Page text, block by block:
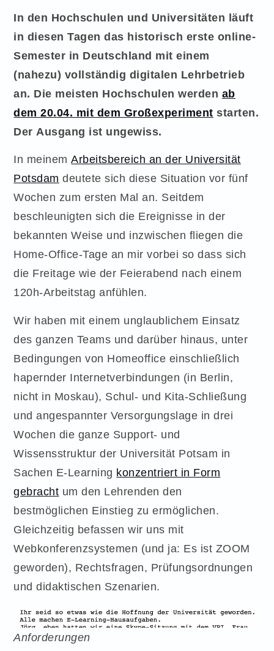
In den Hochschulen und Universitäten läuft
in diesen Tagen das historisch erste online-
Semester in Deutschland mit einem
(nahezu) vollständig digitalen Lehrbetrieb
an. Die meisten Hochschulen werden ab
dem 20.04. mit dem Großexperiment starten.
Der Ausgang ist ungewiss.
In meinemArbeitsbereich an der Universität
Potsdam deutete sich diese Situation vor fünf
Wochen zum ersten Mal an. Seitdem
beschleunigten sich die Ereignisse in der
bekannten Weise und inzwischen fliegen die
Home-Office-Tage an mir vorbei so dass sich
die Freitage wie der Feierabend nach einem
120h-Arbeitstag anfühlen.
Wir haben mit einem unglaublichem Einsatz
des ganzen Teams und darüber hinaus, unter
Bedingungen von Homeoffice einschließlich
hapernder Internetverbindungen (in Berlin,
nicht in Moskau), Schul- und Kita-Schließung
und angespannter Versorgungslage in drei
Wochen die ganze Support- und
Wissensstruktur der Universität Potsam in
Sachen E-Learning konzentriert in Form
gebracht um den Lehrenden den
bestmöglichen Einstieg zu ermöglichen.
Gleichzeitig befassen wir uns mit
Webkonferenzsystemen (und ja: Es ist ZOOM
geworden), Rechtsfragen, Prüfungsordnungen
und didaktischen Szenarien.
Anforderungen